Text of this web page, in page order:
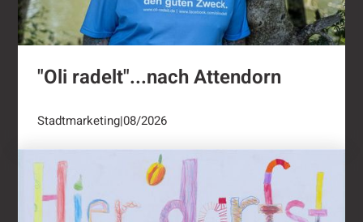
"Oli radelt"...nach Attendorn
Stadtmarketing|08/2026
Ernten ausdrücklich erwünscht